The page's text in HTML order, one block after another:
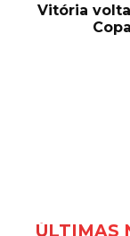
Vitória
ÚLTIMAS